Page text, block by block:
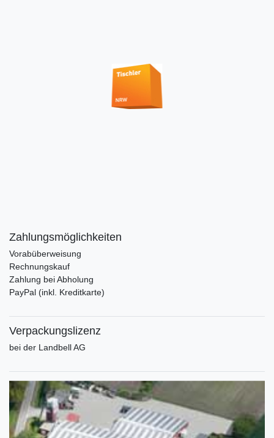
Zahlungsmöglichkeiten
Vorabüberweisung
Rechnungskauf
Zahlung bei Abholung
PayPal (inkl. Kreditkarte)
Verpackungslizenz
bei der Landbell AG